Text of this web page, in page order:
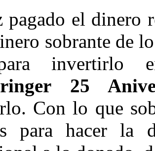
pagado el dinero
sobrante de
invertirlo
25
Con lo que
para hacer la